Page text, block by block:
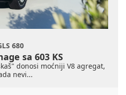
680
sa 603 KS
donosi moćniji V8 agregat,
nevi...